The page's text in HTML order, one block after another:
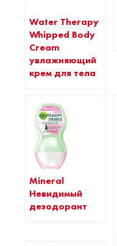
Water Therapy
Whipped Body
Cream
увлажняющий
крем для тела
Mineral
Невидимый
дезодорант